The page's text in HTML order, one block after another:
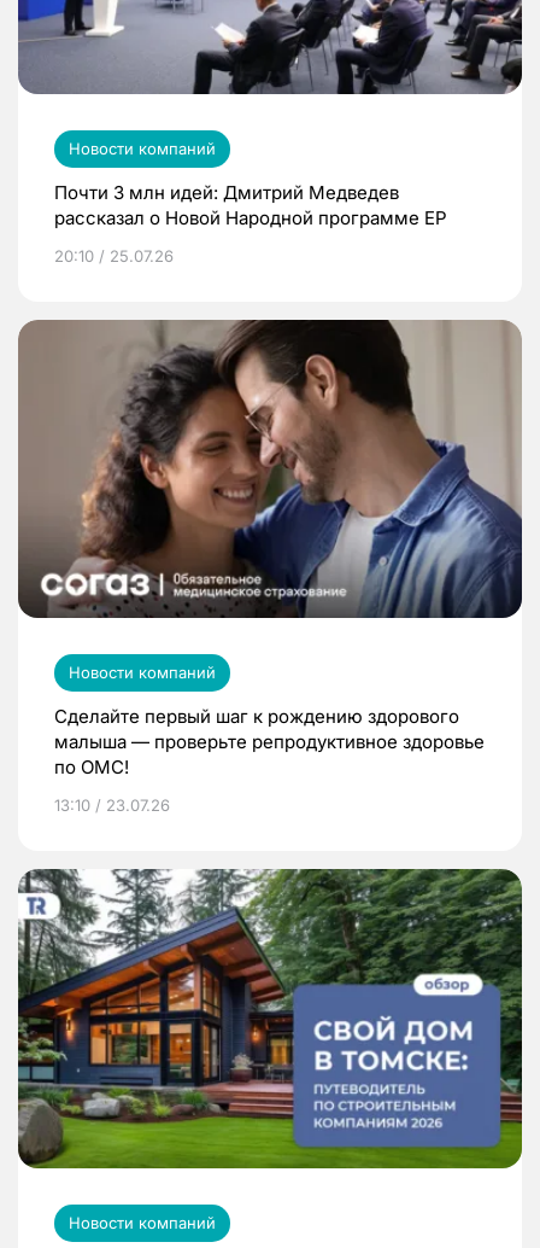
Новости компаний
Почти 3 млн идей: Дмитрий Медведев
рассказал о Новой Народной программе ЕР
20:10 / 25.07.26
Новости компаний
Сделайте первый шаг к рождению здорового
малыша — проверьте репродуктивное здоровье
по ОМС!
13:10 / 23.07.26
Новости компаний